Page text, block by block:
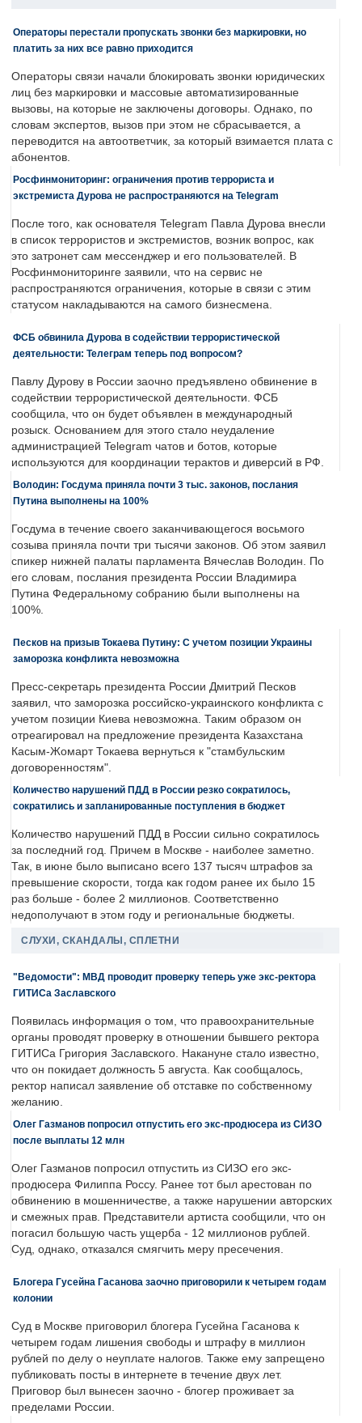
Операторы перестали пропускать звонки без маркировки, но
платить за них все равно приходится
Операторы связи начали блокировать звонки юридических
лиц без маркировки и массовые автоматизированные
вызовы, на которые не заключены договоры. Однако, по
словам экспертов, вызов при этом не сбрасывается, а
переводится на автоответчик, за который взимается плата с
абонентов.
Росфинмониторинг: ограничения против террориста и
экстремиста Дурова не распространяются на Telegram
После того, как основателя Telegram Павла Дурова внесли
в список террористов и экстремистов, возник вопрос, как
это затронет сам мессенджер и его пользователей. В
Росфинмониторинге заявили, что на сервис не
распространяются ограничения, которые в связи с этим
статусом накладываются на самого бизнесмена.
ФСБ обвинила Дурова в содействии террористической
деятельности: Телеграм теперь под вопросом?
Павлу Дурову в России заочно предъявлено обвинение в
содействии террористической деятельности. ФСБ
сообщила, что он будет объявлен в международный
розыск. Основанием для этого стало неудаление
администрацией Telegram чатов и ботов, которые
используются для координации терактов и диверсий в РФ.
Володин: Госдума приняла почти 3 тыс. законов, послания
Путина выполнены на 100%
Госдума в течение своего заканчивающегося восьмого
созыва приняла почти три тысячи законов. Об этом заявил
спикер нижней палаты парламента Вячеслав Володин. По
его словам, послания президента России Владимира
Путина Федеральному собранию были выполнены на
100%.
Песков на призыв Токаева Путину: С учетом позиции Украины
заморозка конфликта невозможна
Пресс-секретарь президента России Дмитрий Песков
заявил, что заморозка российско-украинского конфликта с
учетом позиции Киева невозможна. Таким образом он
отреагировал на предложение президента Казахстана
Касым-Жомарт Токаева вернуться к "стамбульским
договоренностям".
Количество нарушений ПДД в России резко сократилось,
сократились и запланированные поступления в бюджет
Количество нарушений ПДД в России сильно сократилось
за последний год. Причем в Москве - наиболее заметно.
Так, в июне было выписано всего 137 тысяч штрафов за
превышение скорости, тогда как годом ранее их было 15
раз больше - более 2 миллионов. Соответственно
недополучают в этом году и региональные бюджеты.
СЛУХИ, СКАНДАЛЫ, СПЛЕТНИ
"Ведомости": МВД проводит проверку теперь уже экс-ректора
ГИТИСа Заславского
Появилась информация о том, что правоохранительные
органы проводят проверку в отношении бывшего ректора
ГИТИСа Григория Заславского. Накануне стало известно,
что он покидает должность 5 августа. Как сообщалось,
ректор написал заявление об отставке по собственному
желанию.
Олег Газманов попросил отпустить его экс-продюсера из СИЗО
после выплаты 12 млн
Олег Газманов попросил отпустить из СИЗО его экс-
продюсера Филиппа Россу. Ранее тот был арестован по
обвинению в мошенничестве, а также нарушении авторских
и смежных прав. Представители артиста сообщили, что он
погасил большую часть ущерба - 12 миллионов рублей.
Суд, однако, отказался смягчить меру пресечения.
Блогера Гусейна Гасанова заочно приговорили к четырем годам
колонии
Суд в Москве приговорил блогера Гусейна Гасанова к
четырем годам лишения свободы и штрафу в миллион
рублей по делу о неуплате налогов. Также ему запрещено
публиковать посты в интернете в течение двух лет.
Приговор был вынесен заочно - блогер проживает за
пределами России.